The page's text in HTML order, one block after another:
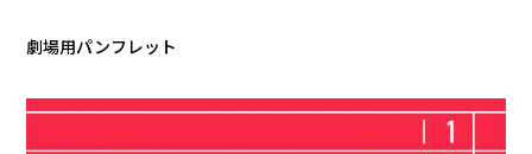
劇場用パンフレット